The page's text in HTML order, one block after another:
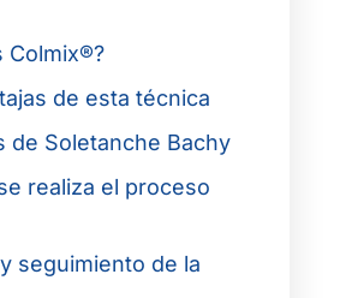
Colmix®?
de esta técnica
de Soletanche Bachy
realiza el proceso
seguimiento de la